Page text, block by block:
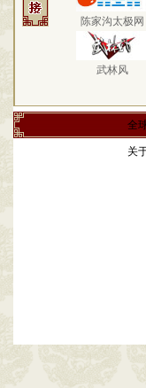
陈家沟太极网
武林风
全
关